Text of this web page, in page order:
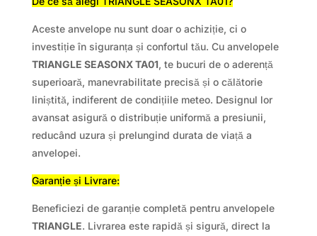
Aceste anvelope nu sunt doar o achiziție, ci o
investiție în siguranța și confortul tău. Cu anvelopele
TRIANGLE SEASONX TA01, te bucuri de o aderență
superioară, manevrabilitate precisă și o călătorie
liniștită, indiferent de condițiile meteo. Designul lor
avansat asigură o distribuție uniformă a presiunii,
reducând uzura și prelungind durata de viață a
anvelopei.
Garanție și Livrare:
Beneficiezi de garanție completă pentru anvelopele
TRIANGLE. Livrarea este rapidă și sigură, direct la